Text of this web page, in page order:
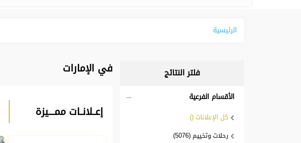
الرئيسية
فلتر النتائج
الأقسام الفرعية
كل الإعلانات ()
رحلات وتخييم (5076)
في الإمارات
إعــلانــات ممــــيزة